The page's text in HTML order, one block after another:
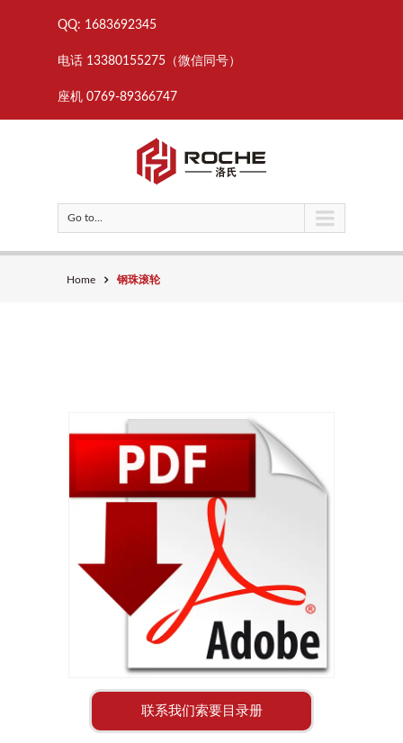
QQ: 1683692345
电话 13380155275（微信同号）
座机 0769-89366747
Go to...
Home 钢珠滚轮
联系我们索要目录册